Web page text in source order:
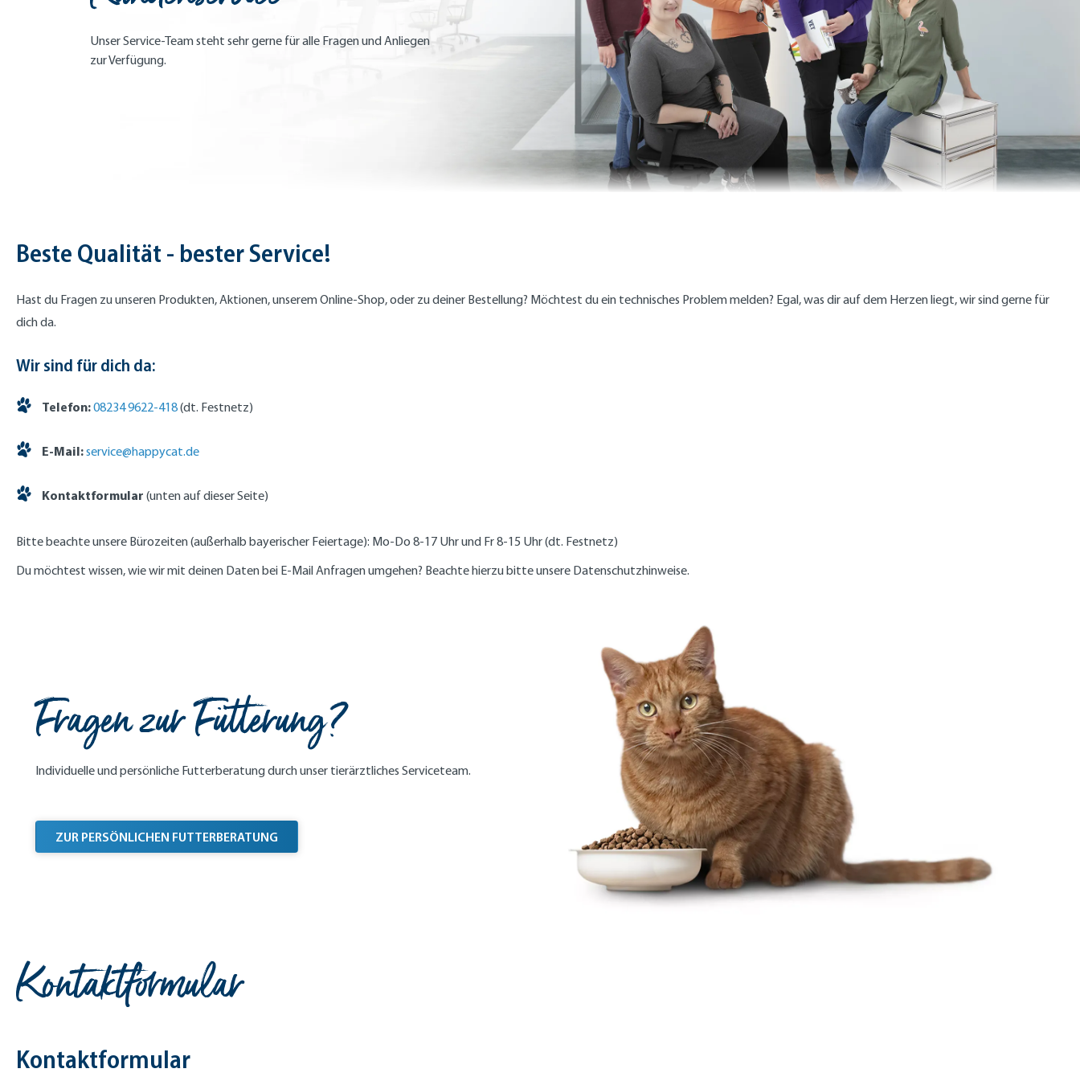
Unser Service-Team steht sehr gerne für alle Fragenund Anliegen
zur Verfügung.
Beste Qualität - bester Service!
Hast du Fragen zu unseren Produkten, Aktionen, unserem Online-Shop, oder zu deiner Bestellung? Möchtest du ein technisches Problem melden? Egal, was dir auf dem Herzen liegt, wir sind gerne für
dich da.
Wir sind für dich da:
Telefon:08234 9622-418(dt. Festnetz)
E-Mail:service@happycat.de
Kontaktformular (unten auf dieser Seite)
Bitte beachte unsere Bürozeiten (außerhalb bayerischer Feiertage): Mo-Do 8-17 Uhr und Fr 8-15 Uhr (dt. Festnetz)
Du möchtest wissen, wie wir mit deinen Daten bei E-Mail Anfragen umgehen? Beachte hierzu bitte unsere Datenschutzhinweise.
Fragen zur Fütterung?
Individuelle und persönliche Futterberatung durch unser tierärztliches Serviceteam.
ZUR PERSÖNLICHEN FUTTERBERATUNG
Kontaktformular
Kontaktformular